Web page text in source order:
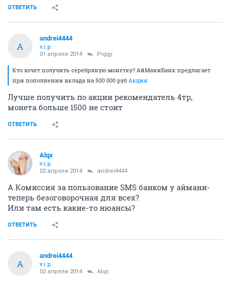
ОТВЕТИТЬ
A
andrei4444
v.i.p.
01 апреля 2014 Piggy
Кто хочет получить серебряную монетку? АйМаниБанк предлагает
при пополнении вклада на 500 000 руб Акция
Лучше получить по акции рекомендатель 4тр,
монета больше 1500 не стоит
ОТВЕТИТЬ
Alqx
v.i.p.
02 апреля 2014 andrei4444
А Комиссия за пользование SMS банком у аймани-
теперь безоговорочная для всех?
Или там есть какие-то нюансы?
ОТВЕТИТЬ
A
andrei4444
v.i.p.
02 апреля 2014 Alqx